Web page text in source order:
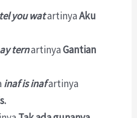
you watartinyaAku
ternartinyaGantian
inaf is inafartinya